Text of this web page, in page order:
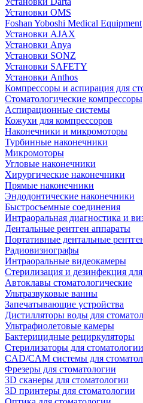
Установки OMS
Foshan Yoboshi Medical Equipment
Установки AJAX
Установки Anya
Установки SONZ
Установки SAFETY
Установки Anthos
Компрессоры и аспирация для
Стоматологические компрессоры
Аспирационные системы
Кожухи для компрессоров
Наконечники и микромоторы
Турбинные наконечники
Микромоторы
Угловые наконечники
Хирургические наконечники
Прямые наконечники
Эндодонтические наконечники
Быстросъемные соединения
Интраоральная диагностика и
Дентальные рентген аппараты
Портативные дентальные
Радиовизиографы
Интраоральные видеокамеры
Стерилизация и дезинфекция
Автоклавы стоматологические
Ультразвуковые ванны
Запечатывающие устройства
Дистилляторы воды для
Ультрафиолетовые камеры
Бактерицидные рециркуляторы
Стерилизаторы для стоматологии
CAD/CAM системы для
Фрезеры для стоматологии
3D cканеры для стоматологии
3D принтеры для стоматологии